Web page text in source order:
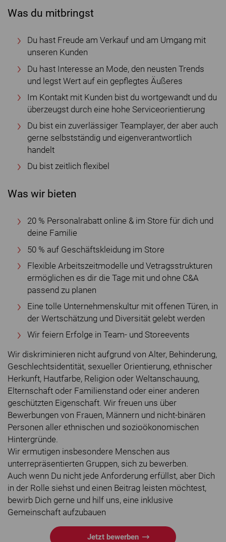
Was du mitbringst
Du hast Freude am Verkauf und am Umgang mit
unseren Kunden
Du hast Interesse an Mode, den neusten Trends
und legst Wert auf ein gepflegtes Äußeres
Im Kontakt mit Kunden bist du wortgewandt und du
überzeugst durch eine hohe Serviceorientierung
Du bist ein zuverlässiger Teamplayer, der aber auch
gerne selbstständig und eigenverantwortlich
handelt
Du bist zeitlich flexibel
Was wir bieten
20 % Personalrabatt online & im Store für dich und
deine Familie
50 % auf Geschäftskleidung im Store
Flexible Arbeitszeitmodelle und Vetragsstrukturen
ermöglichen es dir die Tage mit und ohne C&A
passend zu planen
Eine tolle Unternehmenskultur mit offenen Türen, in
der Wertschätzung und Diversität gelebt werden
Wir feiern Erfolge in Team- und Storeevents
Wir diskriminieren nicht aufgrund von Alter, Behinderung,
Geschlechtsidentität, sexueller Orientierung, ethnischer
Herkunft, Hautfarbe, Religion oder Weltanschauung,
Elternschaft oder Familienstand oder einer anderen
geschützten Eigenschaft. Wir freuen uns über
Bewerbungen von Frauen, Männern und nicht-binären
Personen aller ethnischen und sozioökonomischen
Hintergründe.
Wir ermutigen insbesondere Menschen aus
unterrepräsentierten Gruppen, sich zu bewerben.
Auch wenn Du nicht jede Anforderung erfüllst, aber Dich
in der Rolle siehst und einen Beitrag leisten möchtest,
bewirb Dich gerne und hilf uns, eine inklusive
Gemeinschaft aufzubauen
Jetzt bewerben